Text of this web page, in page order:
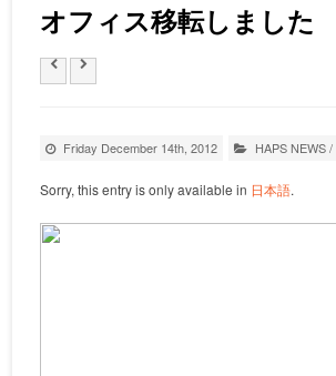
オフィス移転しました
Friday December 14th, 2012 HAPS NEWS/
Sorry, this entry is only available in 日本語.